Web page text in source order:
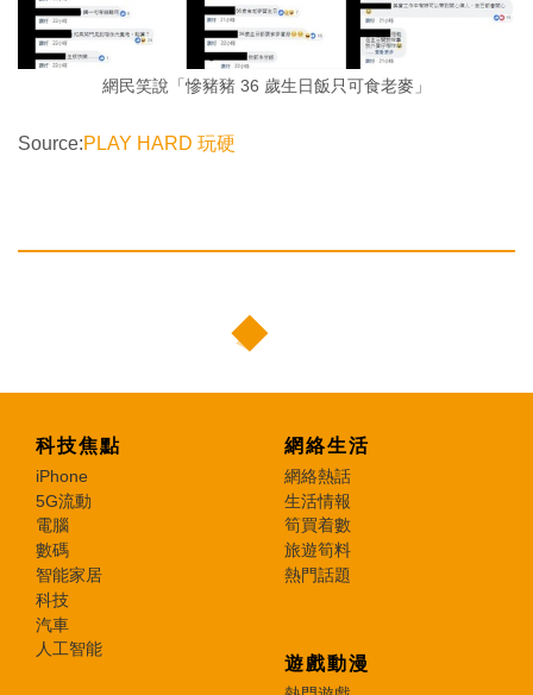
網民笑說「慘豬豬 36 歲生日飯只可食老麥」
Source:PLAY HARD 玩硬
科技焦點
iPhone
5G流動
電腦
數碼
智能家居
科技
汽車
人工智能
網絡生活
網絡熱話
生活情報
筍買着數
旅遊筍料
熱門話題
遊戲動漫